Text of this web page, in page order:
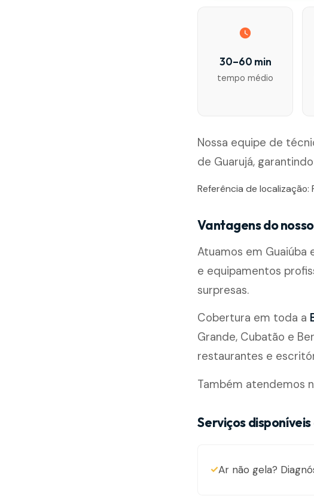
30–60 min
tempo médio
Nossa equipe de
de Guarujá,
Referência de localização:
Vantagens do
Atuamos em
e equipamentos
surpresas.
Cobertura em toda a
Grande, Cubatão e
restaurantes e
Também atendemos
Serviços
Ar não gela?